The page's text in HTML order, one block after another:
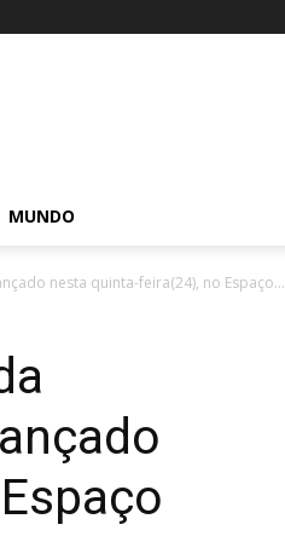
MUNDO
nesta quinta-feira(24), no Espaço...